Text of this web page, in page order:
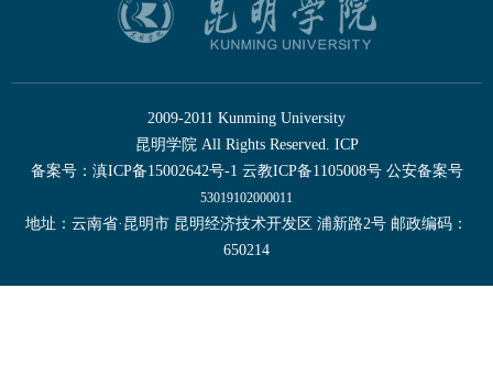
2009-2011 Kunming University
昆明学院 All Rights Reserved. ICP
备案号：滇ICP备15002642号-1 云教ICP备1105008号 公安备案号
53019102000011
地址：云南省·昆明市 昆明经济技术开发区 浦新路2号 邮政编码：
650214